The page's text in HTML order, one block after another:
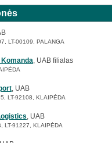
LT-00109, PALANGA
, UAB filialas
, UAB
LT-92108, KLAIPĖDA
, UAB
LT-91227, KLAIPĖDA